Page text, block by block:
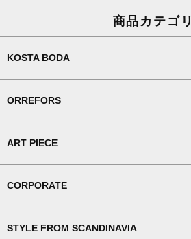
商品カテゴリ
KOSTA BODA
ORREFORS
ART PIECE
CORPORATE
STYLE FROM SCANDINAVIA